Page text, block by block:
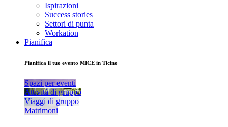
Ispirazioni
Success stories
Settori di punta
Workation
Pianifica
Pianifica il tuo evento MICE in Ticino
Spazi per eventi
Attività di gruppo
Viaggi di gruppo
Matrimoni